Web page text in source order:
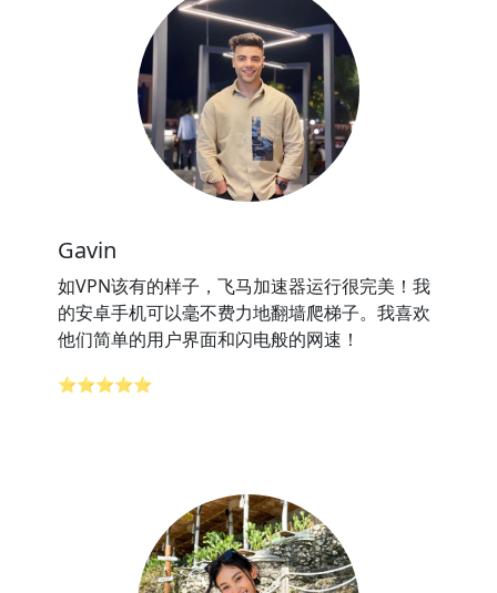
Gavin
如VPN该有的样子，飞马加速器运行很完美！我
的安卓手机可以毫不费力地翻墙爬梯子。我喜欢
他们简单的用户界面和闪电般的网速！
⭐⭐⭐⭐⭐